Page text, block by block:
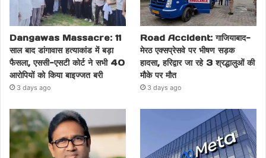
Dangawas Massacre: 11
साल बाद डांगावास हत्याकांड में बड़ा
फैसला, एससी-एसटी कोर्ट ने सभी 40
आरोपियों को किया बाइज्जत बरी
3 days ago
Road Accident: गाजियाबाद-
मेरठ एक्सप्रेसवे पर भीषण सड़क
हादसा, हरिद्वार जा रहे 3 श्रद्धालुओं की
मौके पर मौत
3 days ago